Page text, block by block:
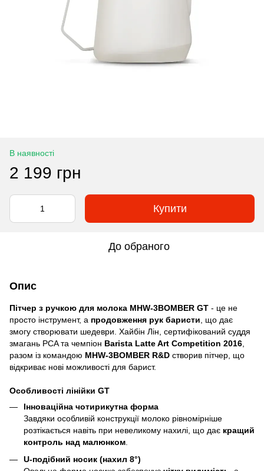
В наявності
2 199 грн
Купити
До обраного
Опис
Пітчер з ручкою для молока MHW-3BOMBER GT - це не
просто інструмент, а продовження рук баристи , що дає
змогу створювати шедеври. Хайбін Лін, сертифікований суддя
змагань PCA та чемпіон Barista Latte Art Competition 2016
разом із командою MHW-3BOMBER R&D створив пітчер, що
відкриває нові можливості для барист.
Особливості лінійки GT
Інноваційна чотирикутна форма
Завдяки особливій конструкції молоко рівномірніше
розтікається навіть при невеликому нахилі, що дає кращий
контроль над малюнком
U-подібний носик (нахил 8°)